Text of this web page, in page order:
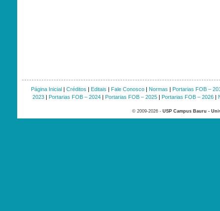
Página Inicial| Créditos | Editais | Fale Conosco| Normas | Portarias FOB –
2023| Portarias FOB – 2024| Portarias FOB – 2025| Portarias FOB – 2026|
© 2009-2026 - USP Campus Bauru -